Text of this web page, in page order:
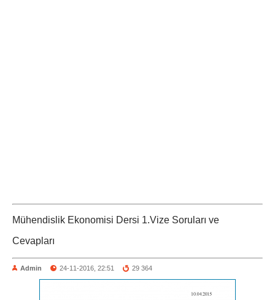
Mühendislik Ekonomisi Dersi 1.Vize Soruları ve
Cevapları
Admin 24-11-2016, 22:51 29 364